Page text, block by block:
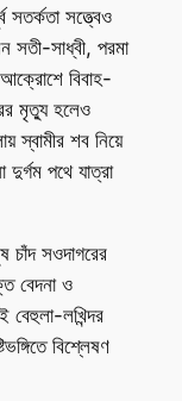
সত্ত্বেও
সতী-সাধ্বী, পরমা
আক্রোশে বিবাহ-
মৃত্যু হলেও
স্বামীর শব নিয়ে
পথে যাত্রা
চাঁদ সওদাগরের
বেদনা ও
লখিন্দর
বিশ্লেষণ